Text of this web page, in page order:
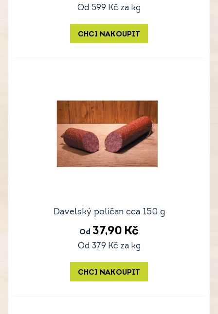
Od 599 Kč za kg
CHCI NAKOUPIT
Davelský poličan cca 150 g
Od 37,90 Kč
Od 379 Kč za kg
CHCI NAKOUPIT